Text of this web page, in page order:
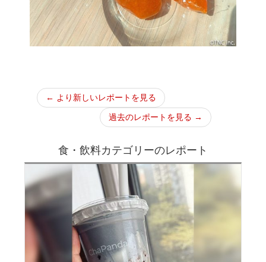
← より新しいレポートを見る
過去のレポートを見る →
食・飲料カテゴリーのレポート